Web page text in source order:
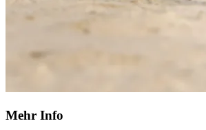
Mehr Info